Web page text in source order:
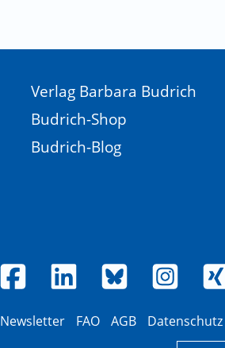
Verlag Barbara Budrich
Budrich-Shop
Budrich-Blog
Newsletter FAQ AGB Datenschutz